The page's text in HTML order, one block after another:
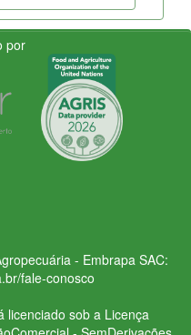
por
- Embrapa SAC:
fale-conosco
licenciado sob a Licença